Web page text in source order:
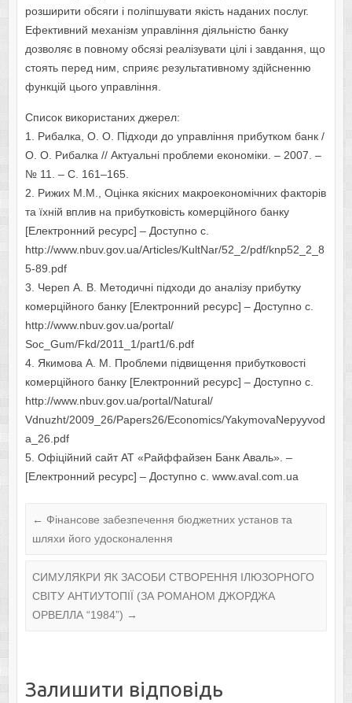
розширити обсяги і поліпшувати якість наданих послуг.
Ефективний механізм управління діяльністю банку
дозволяє в повному обсязі реалізувати цілі і завдання, що
стоять перед ним, сприяє результативному здійсненню
функцій цього управління.
Список використаних джерел:
1. Рибалка, О. О. Підходи до управління прибутком банк /
О. О. Рибалка // Актуальні проблеми економіки. – 2007. –
№ 11. – С. 161–165.
2. Рижих М.М., Оцінка якісних макроекономічних факторів
та їхній вплив на прибутковість комерційного банку
[Електронний ресурс] – Доступно с.
http://www.nbuv.gov.ua/Articles/KultNar/52_2/pdf/knp52_2_8
5-89.pdf
3. Череп А. В. Методичні підходи до аналізу прибутку
комерційного банку [Електронний ресурс] – Доступно с.
http://www.nbuv.gov.ua/portal/
Soc_Gum/Fkd/2011_1/part1/6.pdf
4. Якимова А. М. Проблеми підвищення прибутковості
комерційного банку [Електронний ресурс] – Доступно с.
http://www.nbuv.gov.ua/portal/Natural/
Vdnuzht/2009_26/Papers26/Economics/YakymovaNepyyvod
a_26.pdf
5. Офіційний сайт АТ «Райффайзен Банк Аваль». –
[Електронний ресурс] – Доступно с. www.aval.com.ua
← Фінансове забезпечення бюджетних установ та
шляхи його удосконалення
СИМУЛЯКРИ ЯК ЗАСОБИ СТВОРЕННЯ ІЛЮЗОРНОГО
СВІТУ АНТИУТОПІЇ (ЗА РОМАНОМ ДЖОРДЖА
ОРВЕЛЛА “1984”) →
Залишити відповідь